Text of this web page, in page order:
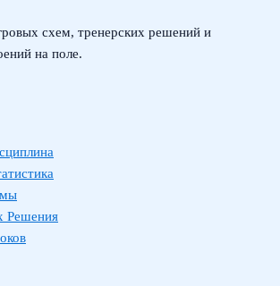
схем, тренерских решений и
на поле.
Решения